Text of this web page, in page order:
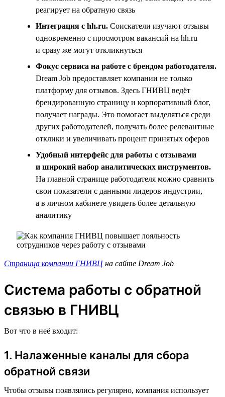
реагирует на обратную связь
Интеграция с hh.ru. Соискатели изучают отзывы
одновременно с просмотром вакансий на hh.ru
и сразу же могут откликнуться
Фокус сервиса на работе с брендом работодателя.
Dream Job предоставляет компании не только
платформу для отзывов. Здесь ГНИВЦ ведёт
брендированную страницу и корпоративный блог,
получает награды. Это помогает выделяться среди
других работодателей, получать более релевантные
отклики и увеличивать процент принятых оферов
Удобный интерфейс для работы с отзывами
и широкий набор аналитических инструментов.
На главной странице работодателя можно сравнить
свои показатели с данными лидеров индустрии,
а в личном кабинете увидеть более детальную
аналитику
Страница компании ГНИВЦна сайте Dream Job
Система работы с обратной
связью в ГНИВЦ
Вот что в неё входит:
1. Налаженные каналы для сбора
обратной связи
Чтобы отзывы появлялись регулярно, компания использует